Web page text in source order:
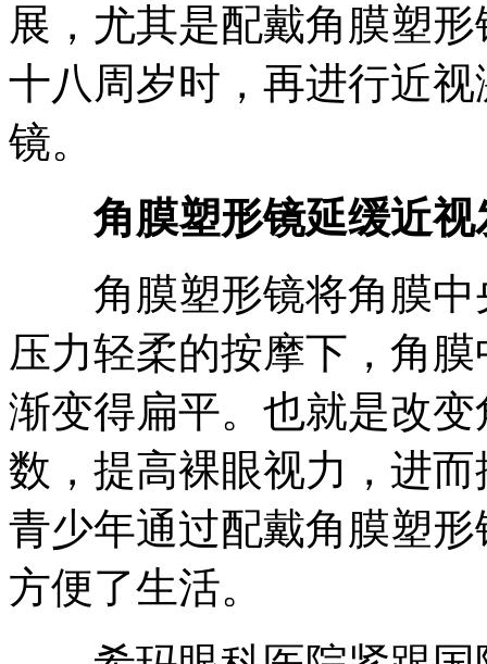
展，尤其是配戴角膜塑
十八周岁时，再进行近
镜。
角膜塑形镜延缓近
角膜塑形镜将角膜中
压力轻柔的按摩下，角
渐变得扁平。也就是改
数，提高裸眼视力，进
青少年通过配戴角膜塑
方便了生活。